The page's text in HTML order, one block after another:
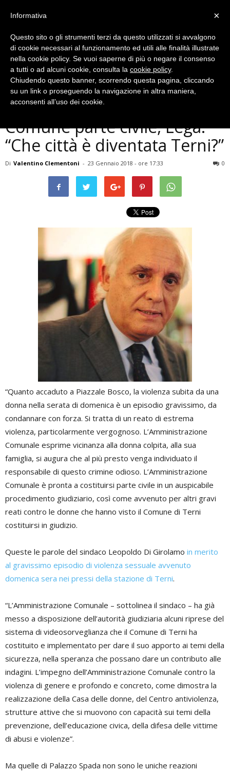
Politica
Terni, stupro piazzale Bosco,
Comune parte civile, Lega:
“Che città è diventata Terni?”
Di Valentino Clementoni - 23 Gennaio 2018 - ore 17:33 0
“Quanto accaduto a Piazzale Bosco, la violenza subita da una
donna nella serata di domenica è un episodio gravissimo, da
condannare con forza. Si tratta di un reato di estrema
violenza, particolarmente vergognoso. L’Amministrazione
Comunale esprime vicinanza alla donna colpita, alla sua
famiglia, si augura che al più presto venga individuato il
responsabile di questo crimine odioso. L’Amministrazione
Comunale è pronta a costituirsi parte civile in un auspicabile
procedimento giudiziario, così come avvenuto per altri gravi
reati contro le donne che hanno visto il Comune di Terni
costituirsi in giudizio.
Queste le parole del sindaco Leopoldo Di Girolamo in merito
al gravissimo episodio di violenza sessuale avvenuto
domenica sera nei pressi della stazione di Terni.
“L’Amministrazione Comunale – sottolinea il sindaco – ha già
messo a disposizione dell’autorità giudiziaria alcuni riprese del
sistema di videosorveglianza che il Comune di Terni ha
costituito e implementato per dare il suo apporto ai temi della
sicurezza, nella speranza che possano dare un contributo alle
indagini. L’impegno dell’Amministrazione Comunale contro la
violenza di genere e profondo e concreto, come dimostra la
realizzazione della Casa delle donne, del Centro antiviolenza,
strutture attive che si muovono con capacità sui temi della
prevenzione, dell’educazione civica, della difesa delle vittime
di abusi e violenze”.
Ma quelle di Palazzo Spada non sono le uniche reazioni
×
Informativa
Questo sito o gli strumenti terzi da questo utilizzati si avvalgono
di cookie necessari al funzionamento ed utili alle finalità illustrate
nella cookie policy. Se vuoi saperne di più o negare il consenso
a tutti o ad alcuni cookie, consulta la cookie policy.
Chiudendo questo banner, scorrendo questa pagina, cliccando
su un link o proseguendo la navigazione in altra maniera,
acconsenti all’uso dei cookie.